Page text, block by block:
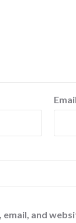
Email
email, and